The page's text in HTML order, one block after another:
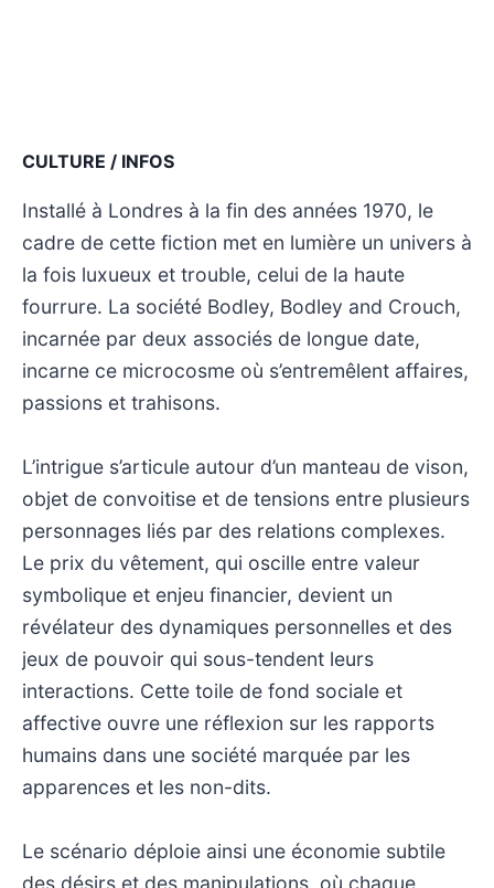
CULTURE / INFOS
Installé à Londres à la fin des années 1970, le
cadre de cette fiction met en lumière un univers à
la fois luxueux et trouble, celui de la haute
fourrure. La société Bodley, Bodley and Crouch,
incarnée par deux associés de longue date,
incarne ce microcosme où s’entremêlent affaires,
passions et trahisons.
L’intrigue s’articule autour d’un manteau de vison,
objet de convoitise et de tensions entre plusieurs
personnages liés par des relations complexes.
Le prix du vêtement, qui oscille entre valeur
symbolique et enjeu financier, devient un
révélateur des dynamiques personnelles et des
jeux de pouvoir qui sous-tendent leurs
interactions. Cette toile de fond sociale et
affective ouvre une réflexion sur les rapports
humains dans une société marquée par les
apparences et les non-dits.
Le scénario déploie ainsi une économie subtile
des désirs et des manipulations, où chaque